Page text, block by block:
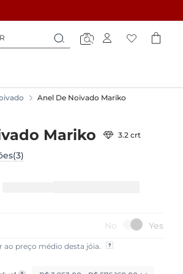
Pesquisar
Pesquisar
Anel De Noivado Mariko
Mariko 3.2 crt
ao preço médio desta jóia.